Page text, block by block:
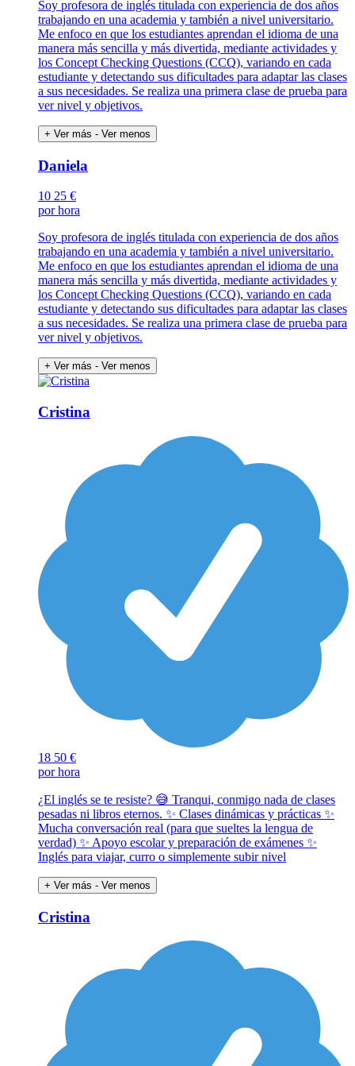
Soy profesora de inglés titulada con experiencia de dos años
trabajando en una academia y también a nivel universitario.
Me enfoco en que los estudiantes aprendan el idioma de una
manera más sencilla y más divertida, mediante actividades y
los Concept Checking Questions (CCQ), variando en cada
estudiante y detectando sus dificultades para adaptar las clases
a sus necesidades. Se realiza una primera clase de prueba para
ver nivel y objetivos.
+ Ver más - Ver menos
Daniela
10 25 €
por hora
Soy profesora de inglés titulada con experiencia de dos años
trabajando en una academia y también a nivel universitario.
Me enfoco en que los estudiantes aprendan el idioma de una
manera más sencilla y más divertida, mediante actividades y
los Concept Checking Questions (CCQ), variando en cada
estudiante y detectando sus dificultades para adaptar las clases
a sus necesidades. Se realiza una primera clase de prueba para
ver nivel y objetivos.
+ Ver más - Ver menos
Cristina
18 50 €
por hora
¿El inglés se te resiste? 😅 Tranqui, conmigo nada de clases
pesadas ni libros eternos. ✨ Clases dinámicas y prácticas ✨
Mucha conversación real (para que sueltes la lengua de
verdad) ✨ Apoyo escolar y preparación de exámenes ✨
Inglés para viajar, curro o simplemente subir nivel
+ Ver más - Ver menos
Cristina